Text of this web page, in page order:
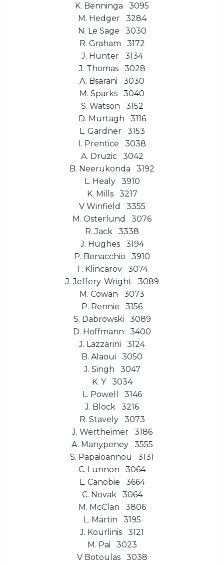
K. Benninga 3095
M. Hedger 3284
N. Le Sage 3030
R. Graham 3172
J. Hunter 3134
J. Thomas 3028
A. Bsarani 3030
M. Sparks 3040
S. Watson 3152
D. Murtagh 3116
L. Gardner 3153
I. Prentice 3038
A. Druzic 3042
B. Neerukonda 3192
L. Healy 3910
K. Mills 3217
V Winfield 3355
M. Osterlund 3076
R. Jack 3338
J. Hughes 3194
P. Benacchio 3910
T. Klincarov 3074
J. Jeffery-Wright 3089
M. Cowan 3073
P. Rennie 3156
S. Dabrowski 3089
D. Hoffmann 3400
J. Lazzarini 3124
B. Alaoui 3050
J. Singh 3047
K. Y 3034
L. Powell 3146
J. Block 3216
R. Stavely 3073
J. Wertheimer 3186
A. Manypeney 3555
S. Papaioannou 3131
C. Lunnon 3064
L. Canobie 3664
C. Novak 3064
M. McClan 3806
L. Martin 3195
J. Kourlinis 3121
M. Pai 3023
V Botoulas 3038